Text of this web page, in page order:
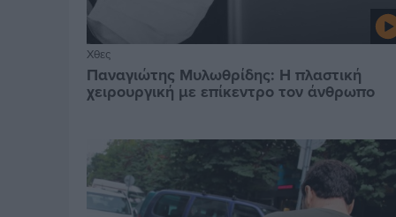
Χθες
Παναγιώτης Μυλωθρίδης: Η πλαστική
χειρουργική με επίκεντρο τον άνθρωπο